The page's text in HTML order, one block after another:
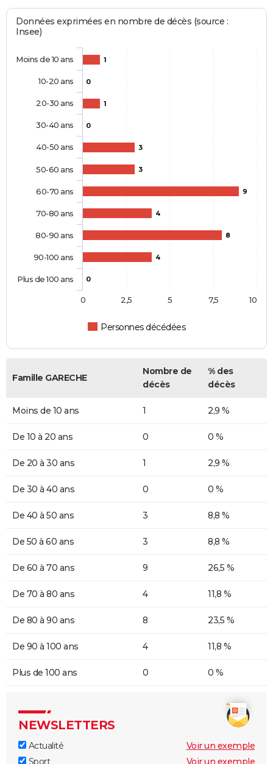
Données exprimées en nombre de décès (source :
Insee)
1
0
1
0
3
3
9
4
8
4
0
Personnes décédées
Moins de 10 ans
10-20 ans
20-30 ans
30-40 ans
40-50 ans
50-60 ans
60-70 ans
70-80 ans
80-90 ans
90-100 ans
Plus de 100 ans
0 10
2,5 5 7,5
Famille GARECHE
Nombre de
décès
% des
décès
Moins de 10 ans 1 2,9 %
De 10 à 20 ans 0 0 %
De 20 à 30 ans 1 2,9 %
De 30 à 40 ans 0 0 %
De 40 à 50 ans 3 8,8 %
De 50 à 60 ans 3 8,8 %
De 60 à 70 ans 9 26,5 %
De 70 à 80 ans 4 11,8 %
De 80 à 90 ans 8 23,5 %
De 90 à 100 ans 4 11,8 %
Plus de 100 ans 0 0 %
NEWSLETTERS
Actualité
Voir un exemple
Sport
Voir un exemple